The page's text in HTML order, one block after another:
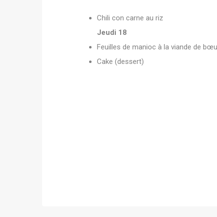
Chili con carne au riz
Jeudi 18
Feuilles de manioc à la viande de
Cake (dessert)